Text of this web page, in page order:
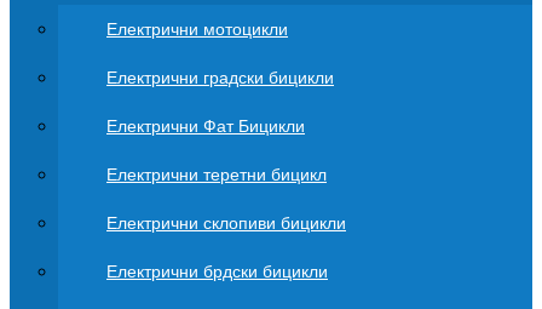
Електрични мотоцикли
Електрични градски бицикли
Електрични Фат Бицикли
Електрични теретни бицикл
Електрични склопиви бицикли
Електрични брдски бицикли